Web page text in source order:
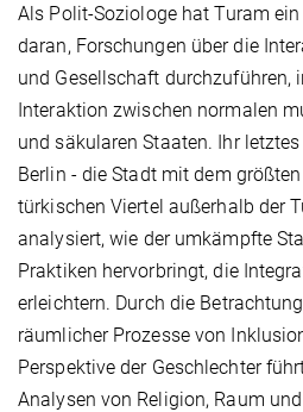
Als Polit-Soziologe hat Turam
daran, Forschungen über die
und Gesellschaft durchzuführen,
Interaktion zwischen normalen
und säkularen Staaten. Ihr
Berlin - die Stadt mit dem
türkischen Viertel außerhalb der
analysiert, wie der umkämpfte
Praktiken hervorbringt, die
erleichtern. Durch die
räumlicher Prozesse von
Perspektive der Geschlechter
Analysen von Religion, Raum